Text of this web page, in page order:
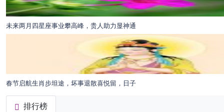
未来两月四星座事业攀高峰，贵人助力显神通
春节启航生肖步坦途，坏事退散喜悦留，日子
排行榜